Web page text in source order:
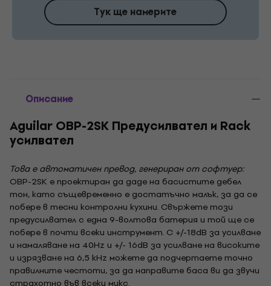
Тук ще намерите
Описание
Aguilar OBP-2SK Предусилвател и Rack
усилвател
Това е автоматичен превод, генериран от софтуер:
OBP-2SK е проектиран да даде на басистите дебел
тон, като същевременно е достатъчно малък, за да се
побере в тесни контролни кухини. Свържете този
предусилвател с една 9-волтова батерия и той ще се
побере в почти всеки инструмент. С +/-18dB за усилване
и намаляване на 40Hz и +/- 16dB за усилване на високите
и изрязване на 6,5 kHz можете да подчертаете точно
правилните честоти, за да направите баса ви да звучи